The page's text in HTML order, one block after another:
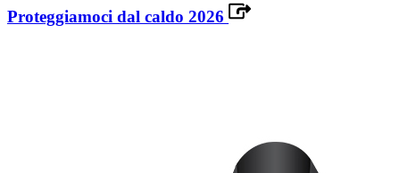
Proteggiamoci dal caldo 2026